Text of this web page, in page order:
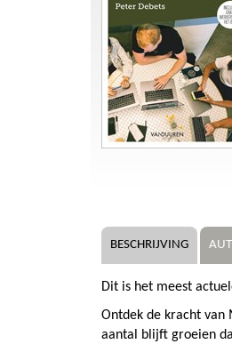
BESCHRIJVING
Dit is het meest
Ontdek de kracht van
aantal blijft groeien